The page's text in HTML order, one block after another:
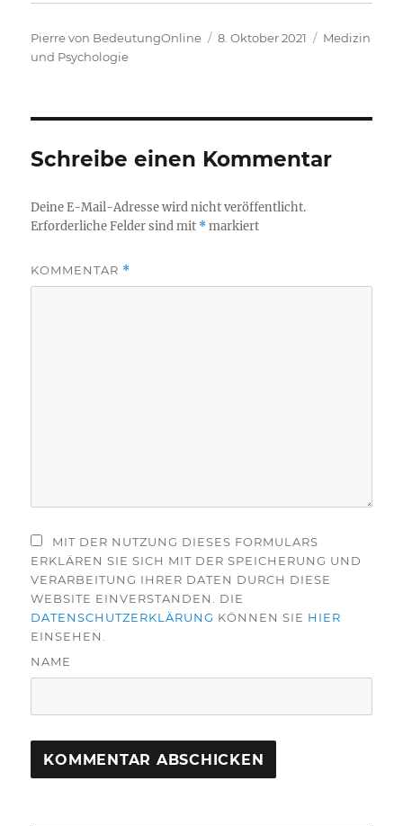
Autor
Pierre von BedeutungOnline
Veröffentlicht
8. Oktober 2021 Kategorien
Medizin
und Psychologie
Schreibe einen Kommentar
Deine E-Mail-Adresse wird nicht veröffentlicht.
Erforderliche Felder sind mit *markiert
KOMMENTAR *
MIT DER NUTZUNG DIESES FORMULARS
ERKLÄREN SIE SICH MIT DER SPEICHERUNG UND
VERARBEITUNG IHRER DATEN DURCH DIESE
WEBSITE EINVERSTANDEN. DIE
DATENSCHUTZERKLÄRUNG KÖNNEN SIE HIER
EINSEHEN.
NAME